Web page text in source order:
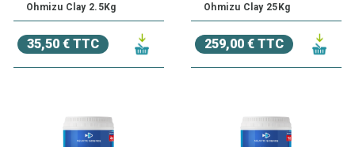
Ohmizu Clay 2.5Kg
35,50 € TTC
Ohmizu Clay 25Kg
259,00 € TTC